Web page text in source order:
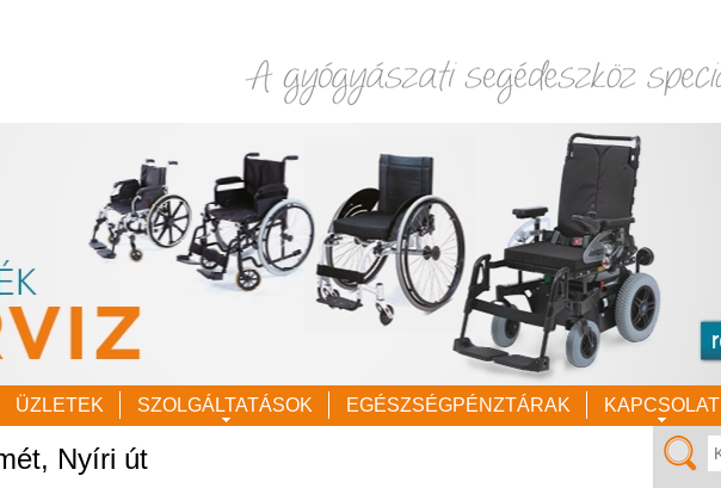
ÜZLETEK SZOLGÁLTATÁSOK EGÉSZSÉGPÉNZTÁRAK KAPCSOLAT
Nyíri út